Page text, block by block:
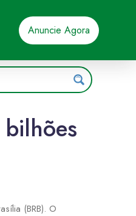
Anuncie Agora
(BRB). O